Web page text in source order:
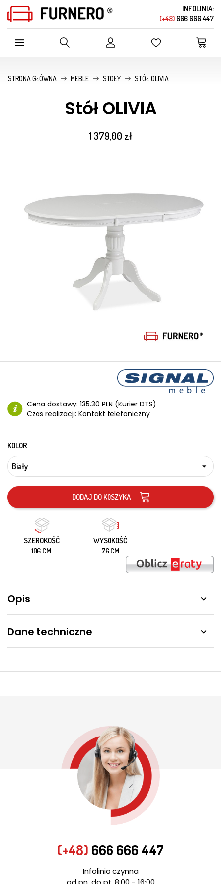
INFOLINIA:
(+48) 666 666 447
SZUKAJ W OFERCIE SKLEPU
STRONA GŁÓWNA MEBLE STOŁY STÓŁ OLIVIA
Stół OLIVIA
1 379,00 zł
Cena dostawy: 135.30 PLN (Kurier DTS)
Czas realizacji: Kontakt telefoniczny
KOLOR
DODAJ DO KOSZYKA
SZEROKOŚĆ
106 CM
WYSOKOŚĆ
76 CM
Opis 
Dane techniczne 
(+48) 666 666 447
Infolinia czynna